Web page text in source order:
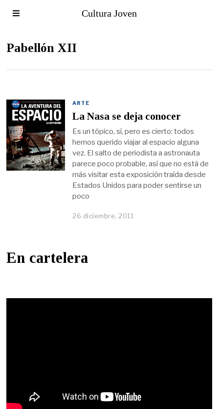
Cultura Joven
Pabellón XII
ARTE
La Nasa se deja conocer
Es un tópico, sí, pero es cierto: todos
hemos querido viajar al espacio alguna
vez. El salto de periodista a astronauta
parece poco probable, así que no está de
más visitar esta exposición traída desde
Estados Unidos para poder sentirse un
poco
26 diciembre, 2011
En cartelera